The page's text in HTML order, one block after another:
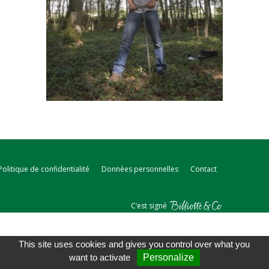
de confidentialité Données personnelles Contact
C‘est signé
This site uses cookies and gives you control over what you
want to activate
Personalize